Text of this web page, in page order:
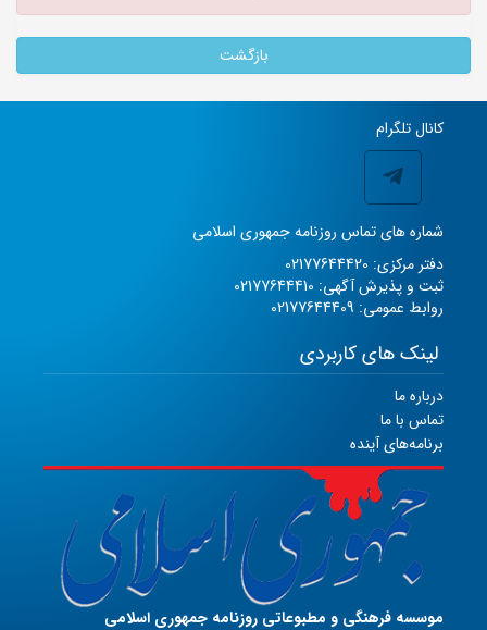
بازگشت
کانال تلگرام
شماره های تماس روزنامه جمهوری اسلامی
دفتر مرکزی: 02177644420
ثبت و پذیرش آگهی: 02177644410
روابط عمومی: 02177644409
لینک های کاربردی
درباره ما
تماس با ما
برنامه‌های آینده
موسسه فرهنگی و مطبوعاتی روزنامه جمهوری اسلامی